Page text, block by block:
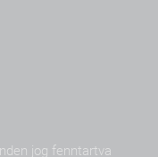
jog fenntartva